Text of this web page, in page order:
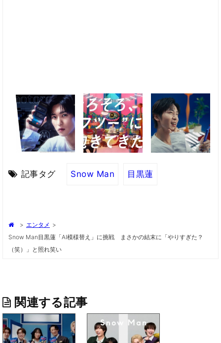
記事タグ Snow Man 目黒蓮
> エンタメ >
Snow Man目黒蓮「AI模様替え」に挑戦 まさかの結末に「やりすぎた？
（笑）」と照れ笑い
関連する記事